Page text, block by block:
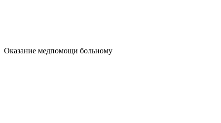
Оказание медпомощи больному